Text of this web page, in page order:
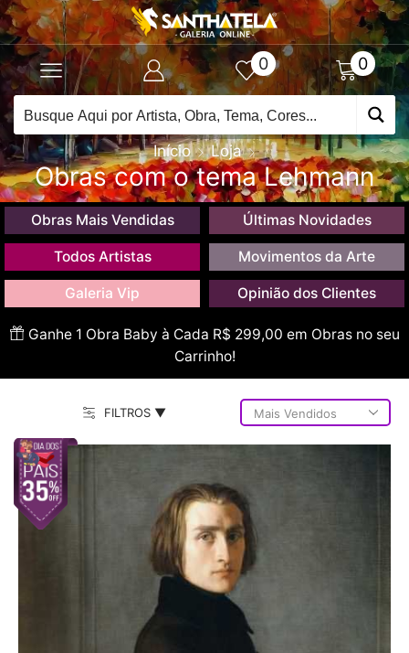
0 0
Início Loja
Obras com o tema Lehmann
Obras Mais Vendidas Últimas Novidades
Todos Artistas Movimentos da Arte
Galeria Vip Opinião dos Clientes
Ganhe 1 Obra Baby à Cada R$ 299,00 em Obras no seu
Carrinho!
FILTROS ▼